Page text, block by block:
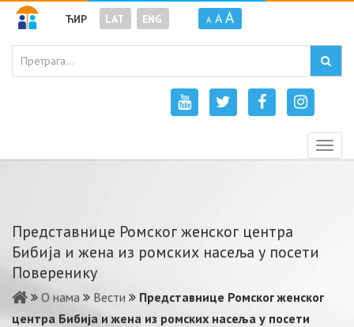
ЋИР LAT ENG A A A
Представнице Ромског женског центра
Бибија и жена из ромских насеља у посети
Поверенику
О нама Вести
Представнице Ромског женског
центра Бибија и жена из ромских насеља у посети